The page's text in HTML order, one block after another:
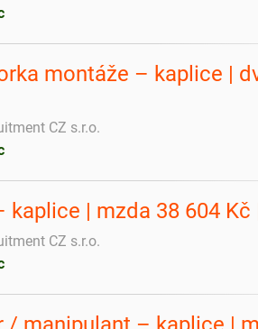
montáže – kaplice |
CZ s.r.o.
kaplice | mzda 38 604
CZ s.r.o.